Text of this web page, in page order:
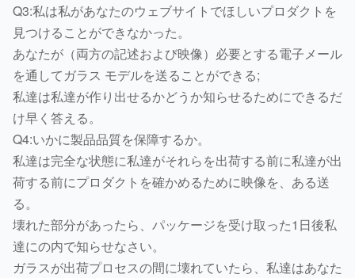
Q3:私は私があなたのウェブサイトでほしいプロダクトを
見つけることができなかった。
あなたが（両方の記述および映像）必要とする電子メール
を通してガラス モデルを送ることができる;
私達は私達が作り出せるかどうか知らせるためにできるだ
け早く答える。
Q4:いかに製品品質を保障するか。
私達は完全な状態に私達がそれらを出荷する前に私達が出
荷する前にプロダクトを確かめるために映像を、ある送
る。
壊れた部分があったら、パッケージを受け取った1日後私
達にの内で知らせなさい。
ガラスが出荷プロセスの間に壊れていたら、私達はあなた